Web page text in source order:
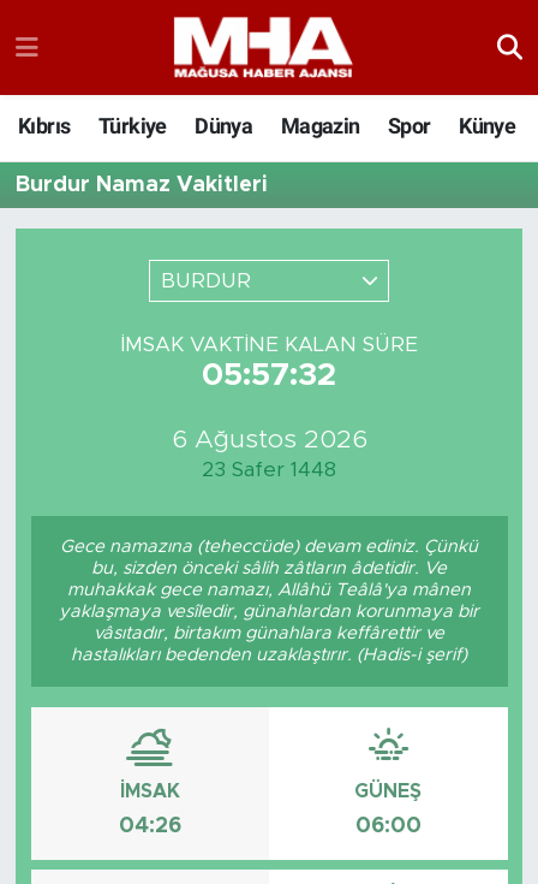
Kıbrıs Türkiye Dünya Magazin Spor Künye
Burdur Namaz Vakitleri
BURDUR
İMSAK VAKTINE KALAN SÜRE
05:57:32
6 Ağustos 2026
23 Safer 1448
Gece namazına (teheccüde) devam ediniz. Çünkü
bu, sizden önceki sâlih zâtların âdetidir. Ve
muhakkak gece namazı, Allâhü Teâlâ'ya mânen
yaklaşmaya vesîledir, günahlardan korunmaya bir
vâsıtadır, birtakım günahlara keffârettir ve
hastalıkları bedenden uzaklaştırır. (Hadis-i şerif)
İMSAK
04:26
GÜNEŞ
06:00